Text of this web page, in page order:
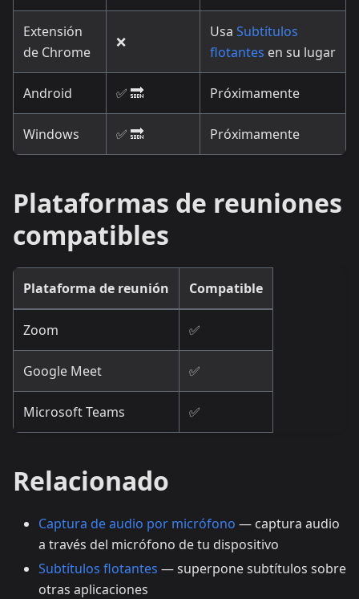
Extensión
de Chrome
❌
Usa Subtítulos
flotantes en su lugar
Android ✅ 🔜 Próximamente
Windows ✅ 🔜 Próximamente
Plataformas de reuniones
compatibles
Plataforma de reunión Compatible
Zoom ✅
Google Meet ✅
Microsoft Teams ✅
Relacionado
Captura de audio por micrófono — captura audio
a través del micrófono de tu dispositivo
Subtítulos flotantes — superpone subtítulos sobre
otras aplicaciones